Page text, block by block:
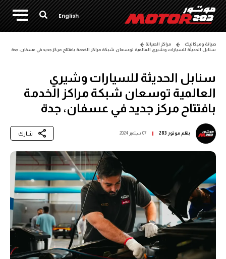
English
صيانة وميكانيك
مراكز الصيانة
سنابل الحديثة للسيارات وشيري العالمية توسعان شبكة مراكز الخدمة بافتتاح مركز جديد في عسفان، جدة
سنابل الحديثة للسيارات وشيري
العالمية توسعان شبكة مراكز الخدمة
بافتتاح مركز جديد في عسفان، جدة
بقلمموتور 283 07 سبتمبر 2024 شارك